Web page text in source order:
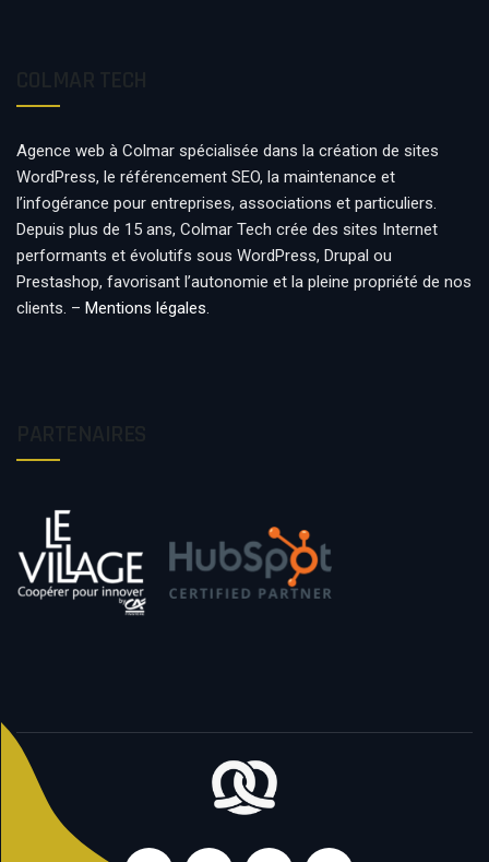
Agence web à Colmar spécialisée dans la création de sites
WordPress, le référencement SEO, la maintenance et
l’infogérance pour entreprises, associations et particuliers.
Depuis plus de 15 ans, Colmar Tech crée des sites Internet
performants et évolutifs sous WordPress, Drupal ou
Prestashop, favorisant l’autonomie et la pleine propriété de nos
clients. – Mentions légales.